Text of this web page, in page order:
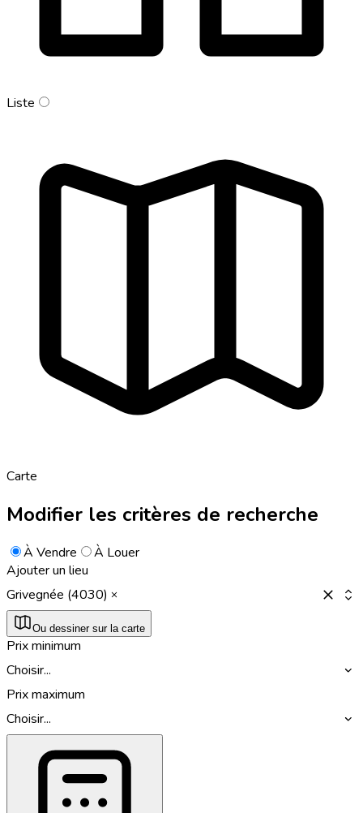
Liste
Carte
Modifier les critères de recherche
À Vendre
À Louer
Ajouter un lieu
Grivegnée (4030)
Ou dessiner sur la carte
Prix minimum
Choisir...
Prix maximum
Choisir...